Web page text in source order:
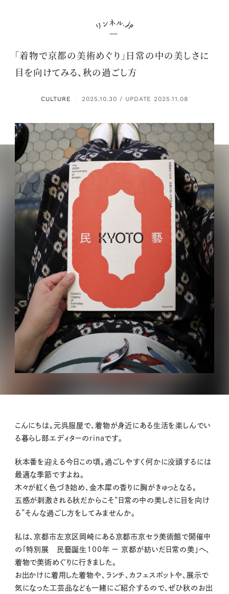
「着物で京都の美術めぐり」日常の中の美しさに
目を向けてみる、秋の過ごし方
CULTURE ： 2025.10.30 / UPDATE 2025.11.08
こんにちは。元呉服屋で、着物が身近にある生活を楽しんでい
る暮らし部エディターのrinaです。
秋本番を迎える今日この頃。過ごしやすく何かに没頭するには
最適な季節ですよね。
木々が紅く色づき始め、金木犀の香りに胸がきゅっとなる。
五感が刺激される秋だからこそ“日常の中の美しさに目を向け
る”そんな過ごし方をしてみませんか。
私は、京都市左京区岡崎にある京都市京セラ美術館で開催中
の「特別展 民藝誕生100年 ー 京都が紡いだ日常の美 」へ、
着物で美術めぐりに行きました。
お出かけに着用した着物や、ランチ、カフェスポットや、展示で
気になった工芸品なども一緒にご紹介するので、ぜひ秋のお出